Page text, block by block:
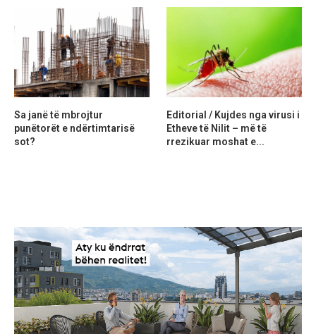
Sa janë të mbrojtur
punëtorët e ndërtimtarisë
sot?
Editorial / Kujdes nga virusi i
Etheve të Nilit – më të
rrezikuar moshat e...